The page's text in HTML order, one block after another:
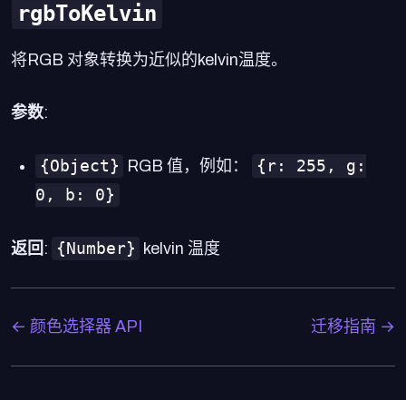
rgbToKelvin
将RGB 对象转换为近似的kelvin温度。
参数:
{Object} RGB 值，例如：
{r: 255, g:
0, b: 0}
返回 : {Number} kelvin 温度
← 颜色选择器 API 迁移指南 →